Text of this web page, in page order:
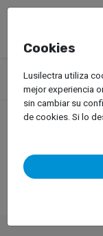
Productos
Vehículos Ligeros
Cookies
Lusilectra utiliza
mejor experiencia
sin cambiar su
de cookies. Si lo